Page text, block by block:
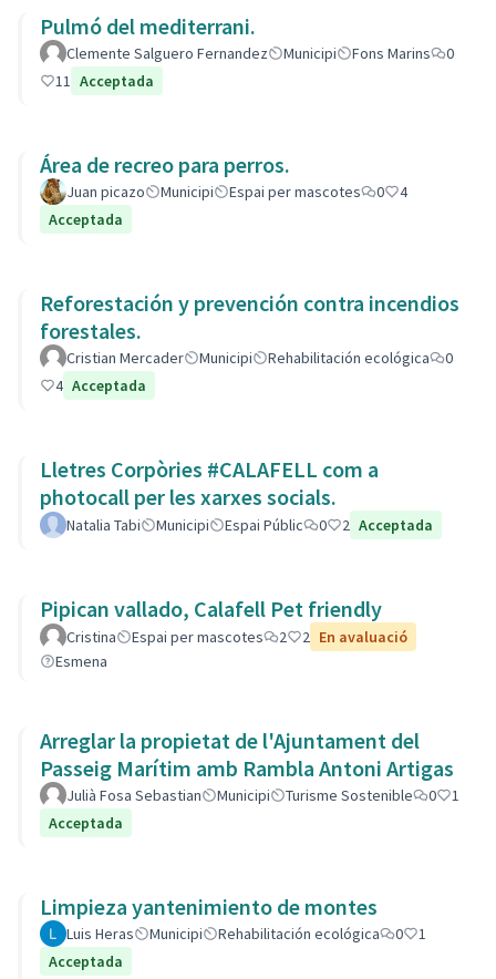
Pulmó del mediterrani.
Clemente Salguero Fernandez Municipi Fons Marins
0
11 Acceptada
Área de recreo para perros.
Juan picazo Municipi Espai per mascotes 0
4
Acceptada
Reforestación y prevención contra incendios
forestales.
Cristian Mercader Municipi Rehabilitación ecológica
0
4 Acceptada
Lletres Corpòries #CALAFELL com a
photocall per les xarxes socials.
Natalia Tabi Municipi Espai Públic 0 2 Acceptada
Pipican vallado, Calafell Pet friendly
Cristina Espai per mascotes 2 2 En avaluació
Esmena
Arreglar la propietat de l'Ajuntament del
Passeig Marítim amb Rambla Antoni Artigas
Julià Fosa Sebastian Municipi Turisme Sostenible 0
1
Acceptada
Limpieza yantenimiento de montes
Luis Heras Municipi Rehabilitación ecológica 0
1
Acceptada